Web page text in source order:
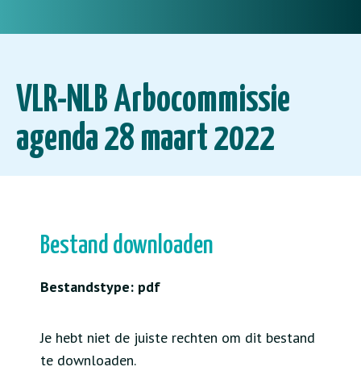
VLR-NLB Arbocommissie
agenda 28 maart 2022
Bestand downloaden
Bestandstype: pdf
Je hebt niet de juiste rechten om dit bestand
te downloaden.